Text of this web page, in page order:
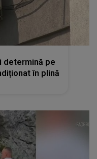
determină pe
în plină